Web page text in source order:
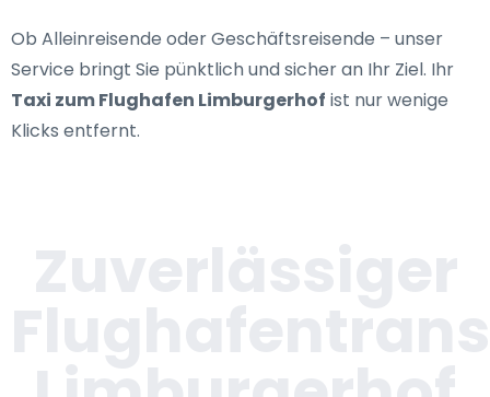
Ob Alleinreisende oder Geschäftsreisende – unser
Service bringt Sie pünktlich und sicher an Ihr Ziel. Ihr
Taxi zum Flughafen Limburgerhof ist nur wenige
Klicks entfernt.